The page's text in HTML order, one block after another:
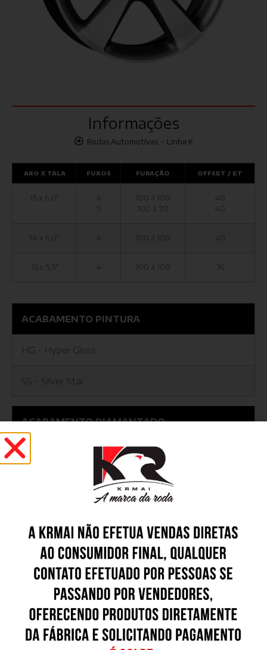
Informações
Rodas Automotivas- Linha K
ARO X TALA FUROS FURAÇÃO OFFSET / ET
15 x 6,0"
4
5
100 à 108
100 à 112
40
40
14 x 6,0" 4 40
13 x 5,5" 4 100 à 108 36
ACABAMENTO PINTURA
HG - Hyper Gloss
SS - Silver Star
ACABAMENTO DIAMANTADO
BD - Black Diamond
Outros Modelos